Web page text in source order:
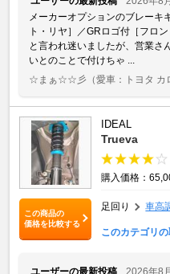
メーカーオプションのブレーキ
ト・リヤ］／GRロゴ付［フロ
と言われ迷いましたが、営業さ
いとのことで付けちゃ ...
☆まぁ☆☆彡 （愛車：トヨタ
この商品の
価格を比較する
IDEAL
Trueva
購入価格：
足回り 車高
このカテゴリ
ユーザーの最新投稿 2026年8